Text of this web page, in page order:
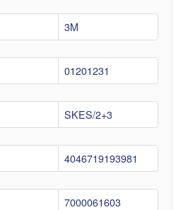
3M
01201231
SKES/2+3
4046719193981
7000061603